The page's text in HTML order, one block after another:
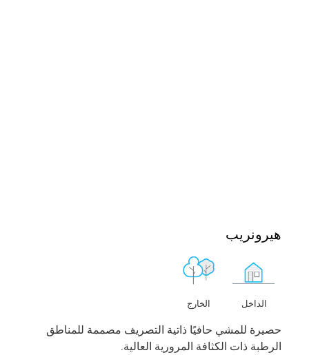
هيرونريب
الداخل الخارج
حصيرة للمشي حافيًا ذاتية التصريف مصممة للمناطق
الرطبة ذات الكثافة المرورية العالية.